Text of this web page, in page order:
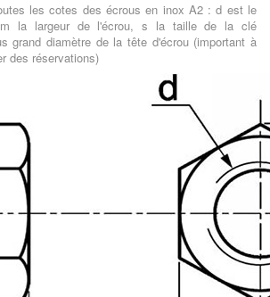
les cotes des écrous en inox A2 : d est le
la largeur de l'écrou, s la taille de la clé
grand diamètre de la tête d'écrou (important à
des réservations)